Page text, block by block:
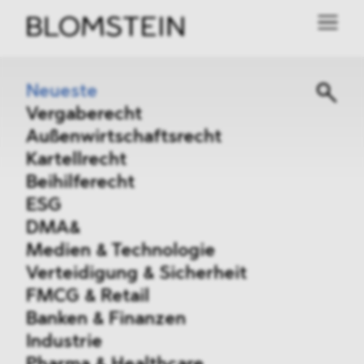
Neueste
Vergaberecht
Außenwirtschaftsrecht
Kartellrecht
Beihilferecht
ESG
DMA&
Medien & Technologie
Verteidigung & Sicherheit
FMCG & Retail
Banken & Finanzen
Industrie